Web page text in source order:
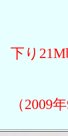
下り
（2009